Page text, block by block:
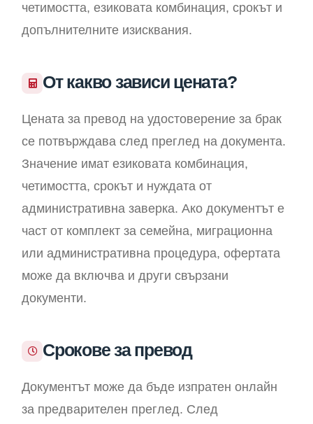
четимостта, езиковата комбинация, срокът и
допълнителните изисквания.
От какво зависи цената?
Цената за превод на удостоверение за брак
се потвърждава след преглед на документа.
Значение имат езиковата комбинация,
четимостта, срокът и нуждата от
административна заверка. Ако документът е
част от комплект за семейна, миграционна
или административна процедура, офертата
може да включва и други свързани
документи.
Срокове за превод
Документът може да бъде изпратен онлайн
за предварителен преглед. След